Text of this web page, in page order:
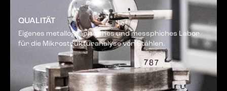
QUALITÄT
Eigenes metallographisches und messphiches Labor
für die Mikrostrukturanalyse von Stählen.